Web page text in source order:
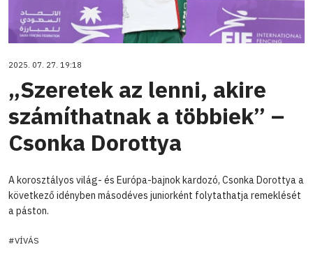
2025. 07. 27. 19:18
„Szeretek az lenni, akire
számíthatnak a többiek” –
Csonka Dorottya
A korosztályos világ- és Európa-bajnok kardozó, Csonka Dorottya a
következő idényben másodéves juniorként folytathatja remeklését
a páston.
#VÍVÁS